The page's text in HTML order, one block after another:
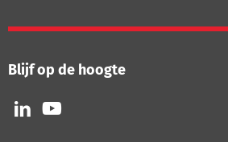
Blijf op de hoogte
Volg
ons
Volg
ons